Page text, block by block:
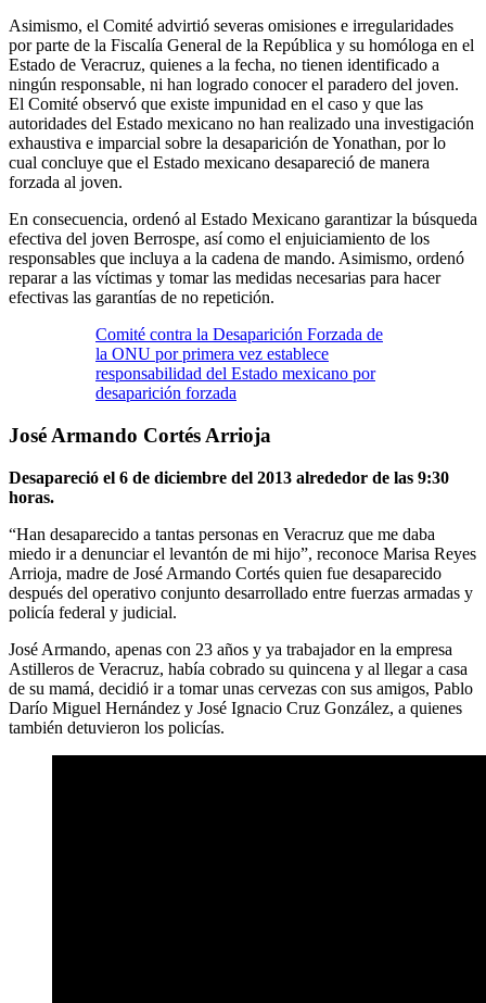
Asimismo, el Comité advirtió severas omisiones e irregularidades
por parte de la Fiscalía General de la República y su homóloga en el
Estado de Veracruz, quienes a la fecha, no tienen identificado a
ningún responsable, ni han logrado conocer el paradero del joven.
El Comité observó que existe impunidad en el caso y que las
autoridades del Estado mexicano no han realizado una investigación
exhaustiva e imparcial sobre la desaparición de Yonathan, por lo
cual concluye que el Estado mexicano desapareció de manera
forzada al joven.
En consecuencia, ordenó al Estado Mexicano garantizar la búsqueda
efectiva del joven Berrospe, así como el enjuiciamiento de los
responsables que incluya a la cadena de mando. Asimismo, ordenó
reparar a las víctimas y tomar las medidas necesarias para hacer
efectivas las garantías de no repetición.
Comité contra la Desaparición Forzada de
la ONU por primera vez establece
responsabilidad del Estado mexicano por
desaparición forzada
José Armando Cortés Arrioja
Desapareció el 6 de diciembre del 2013 alrededor de las 9:30
horas.
“Han desaparecido a tantas personas en Veracruz que me daba
miedo ir a denunciar el levantón de mi hijo”, reconoce Marisa Reyes
Arrioja, madre de José Armando Cortés quien fue desaparecido
después del operativo conjunto desarrollado entre fuerzas armadas y
policía federal y judicial.
José Armando, apenas con 23 años y ya trabajador en la empresa
Astilleros de Veracruz, había cobrado su quincena y al llegar a casa
de su mamá, decidió ir a tomar unas cervezas con sus amigos, Pablo
Darío Miguel Hernández y José Ignacio Cruz González, a quienes
también detuvieron los policías.